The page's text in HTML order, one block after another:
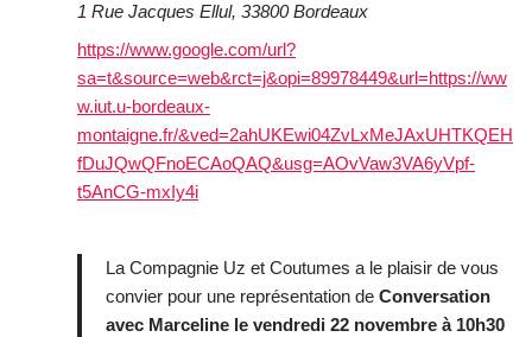
1 Rue Jacques Ellul, 33800 Bordeaux
https://www.google.com/url?
sa=t&source=web&rct=j&opi=89978449&url=https://ww
w.iut.u-bordeaux-
montaigne.fr/&ved=2ahUKEwi04ZvLxMeJAxUHTKQEH
fDuJQwQFnoECAoQAQ&usg=AOvVaw3VA6yVpf-
t5AnCG-mxIy4i
La Compagnie Uz et Coutumes a le plaisir de vous
convier pour une représentation de Conversation
avec Marceline le vendredi 22 novembre à 10h30